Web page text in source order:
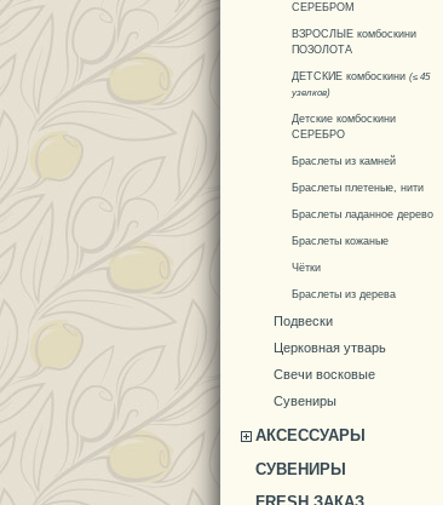
СЕРЕБРОМ
ВЗРОСЛЫЕ комбоскини
ПОЗОЛОТА
ДЕТСКИЕ комбоскини(≤ 45
узелков)
Детские комбоскини
СЕРЕБРО
Браслеты из камней
Браслеты плетеные, нити
Браслеты ладанное дерево
Браслеты кожаные
Чётки
Браслеты из дерева
Подвески
Церковная утварь
Свечи восковые
Сувениры
АКСЕССУАРЫ
СУВЕНИРЫ